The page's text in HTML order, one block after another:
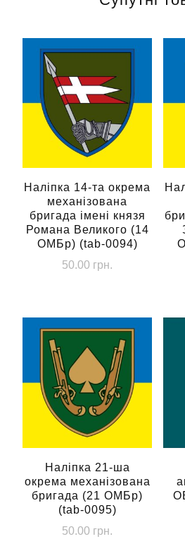
варіантів.
на
сторінці
товару
Наліпка 14-та окрема
механізована
бригада імені князя
Романа Великого (14
ОМБр) (tab-0094)
50.00 грн.
Наліпка 21-ша
окрема механізована
бригада (21 ОМБр)
(tab-0095)
50.00 грн.